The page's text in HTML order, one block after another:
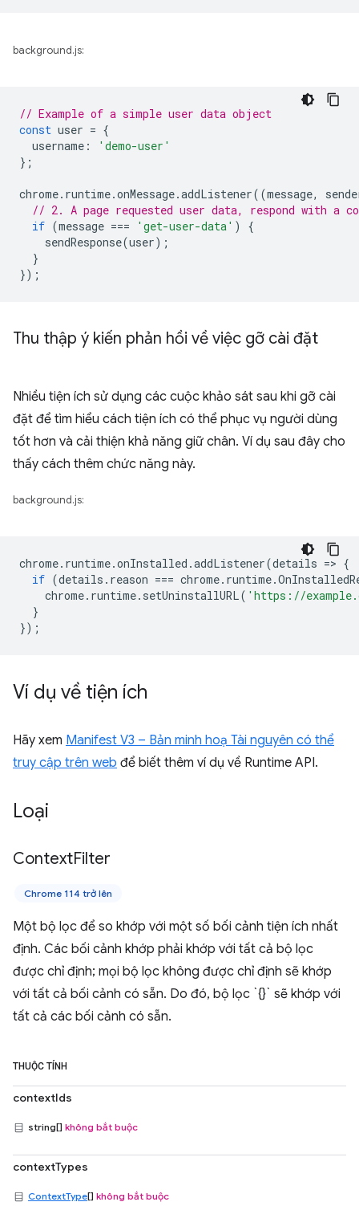
background.js:
// Example of a simple user data object
const user = {
username :
'demo-user'
};
chrome. runtime.onMessage.addListener((message,
// 2. A page requested user data, respond with a
if (message === 'get-user-data' )
{
sendResponse(user);
}
});
Thu thập ý kiến phản hồi về việc gỡ cài đặt
Nhiều tiện ích sử dụng các cuộc khảo sát sau khi gỡ cài
đặt để tìm hiểu cách tiện ích có thể phục vụ người dùng
tốt hơn và cải thiện khả năng giữ chân. Ví dụ sau đây cho
thấy cách thêm chức năng này.
background.js:
chrome. runtime.onInstalled .addListener(details => {
if (details . reason === chrome. runtime.
chrome. runtime. setUninstallURL( 'https://
}
});
Ví dụ về tiện ích
Hãy xem Manifest V3 – Bản minh hoạ Tài nguyên có thể
truy cập trên web để biết thêm ví dụ về Runtime API.
Loại
ContextFilter
Chrome 114 trở lên
Một bộ lọc để so khớp với một số bối cảnh tiện ích nhất
định. Các bối cảnh khớp phải khớp với tất cả bộ lọc
được chỉ định; mọi bộ lọc không được chỉ định sẽ khớp
với tất cả bối cảnh có sẵn. Do đó, bộ lọc `{}` sẽ khớp với
tất cả các bối cảnh có sẵn.
THUỘC TÍNH
contextIds
string[] không bắt buộc
contextTypes
ContextType[] không bắt buộc